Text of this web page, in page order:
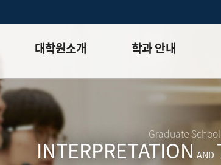
대학원소개
인사말
대학원비전
대학원 연혁
교수진 ⮛
학과 안내
모
FAQ
Graduate
INTERPRETATION AND